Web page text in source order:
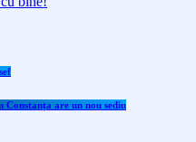
Constanța are un nou sediu